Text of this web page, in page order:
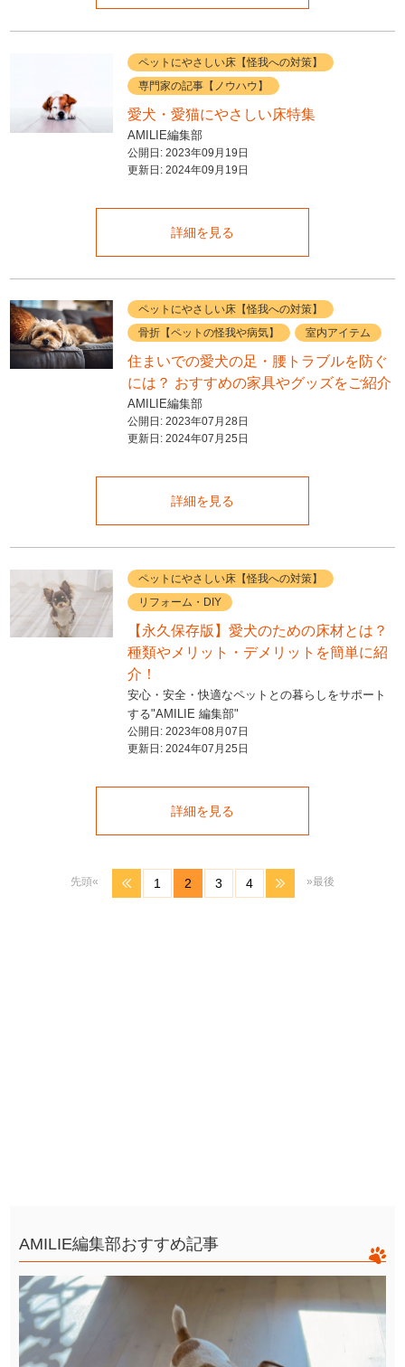
ペットにやさしい床【怪我への対策】
専門家の記事【ノウハウ】
愛犬・愛猫にやさしい床特集
AMILIE編集部
公開日: 2023年09月19日
更新日: 2024年09月19日
詳細を見る
ペットにやさしい床【怪我への対策】
骨折【ペットの怪我や病気】
室内アイテム
住まいでの愛犬の足・腰トラブルを防ぐ
には？ おすすめの家具やグッズをご紹介
AMILIE編集部
公開日: 2023年07月28日
更新日: 2024年07月25日
詳細を見る
ペットにやさしい床【怪我への対策】
リフォーム・DIY
【永久保存版】愛犬のための床材とは？
種類やメリット・デメリットを簡単に紹
介！
安心・安全・快適なペットとの暮らしをサポート
する"AMILIE 編集部"
公開日: 2023年08月07日
更新日: 2024年07月25日
詳細を見る
先頭« 1 2 3 4 »最後
AMILIE編集部おすすめ記事